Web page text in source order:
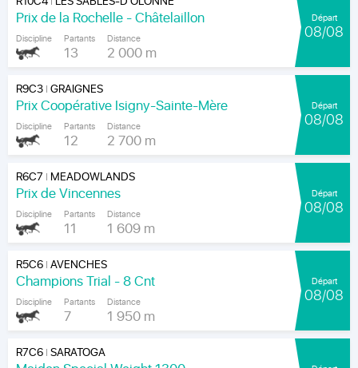
Prix de la Rochelle - Châtelaillon
Discipline Partants
13
Distance
2 000 m
Départ
08/08
R9C3|GRAIGNES
Prix Coopérative Isigny-Sainte-Mère
Discipline Partants
12
Distance
2 700 m
Départ
08/08
R6C7 | MEADOWLANDS
Prix de Vincennes
Discipline Partants
11
Distance
1 609 m
Départ
08/08
R5C6|AVENCHES
Champions Trial - 8 Cnt
Discipline Partants
7
Distance
1 950 m
Départ
08/08
R7C6|SARATOGA